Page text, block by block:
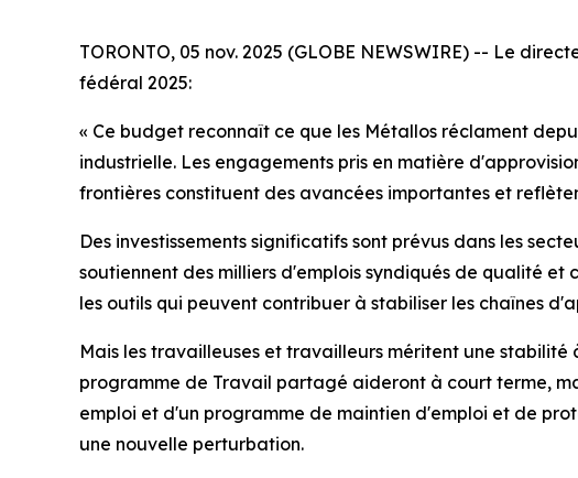
TORONTO, 05 nov. 2025 (GLOBE NEWSWIRE) -- Le
fédéral 2025:
« Ce budget reconnaît ce que les Métallos réclament
industrielle. Les engagements pris en matière
frontières constituent des avancées importantes et
Des investissements significatifs sont prévus dans les
soutiennent des milliers d'emplois syndiqués de qualité
les outils qui peuvent contribuer à stabiliser les chaînes
Mais les travailleuses et travailleurs méritent une
programme de Travail partagé aideront à court terme,
emploi et d'un programme de maintien d'emploi et de
une nouvelle perturbation.